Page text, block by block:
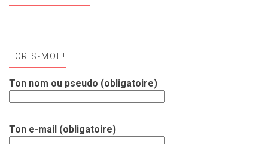
ECRIS-MOI !
Ton nom ou pseudo (obligatoire)
Ton e-mail (obligatoire)